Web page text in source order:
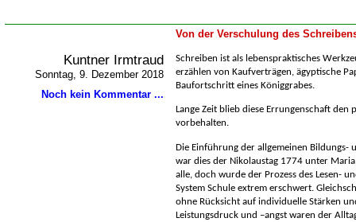
Von der Verschulung des
Kuntner Irmtraud
Sonntag, 9. Dezember 2018
Noch kein Kommentar ...
Schreiben ist als lebenspraktisches
erzählen von Kaufverträgen, ägyptische
Baufortschritt eines Königgrabes.
Lange Zeit blieb diese Errungenschaft
vorbehalten.
Die Einführung der allgemeinen Bildungs-
war dies der Nikolaustag 1774 unter
alle, doch wurde der Prozess des Lesen-
System Schule extrem erschwert.
ohne Rücksicht auf individuelle Stärken
Leistungsdruck und –angst waren der